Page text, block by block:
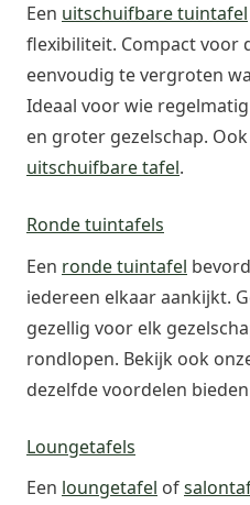
Een uitschuifbare tuintafel
flexibiliteit. Compact voor
eenvoudig te vergroten
Ideaal voor wie
en groter gezelschap.
uitschuifbare tafel.
Ronde tuintafels
Een ronde tuintafel
iedereen elkaar aankijkt.
gezellig voor elk
rondlopen. Bekijk ook
dezelfde voordelen
Loungetafels
Een loungetafel of